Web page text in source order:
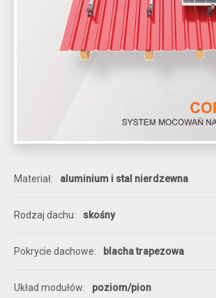
Materiał aluminium i stal nierdzewna
Rodzaj dachu skośny
Pokrycie dachowe blacha trapezowa
Układ modułów poziom/pion